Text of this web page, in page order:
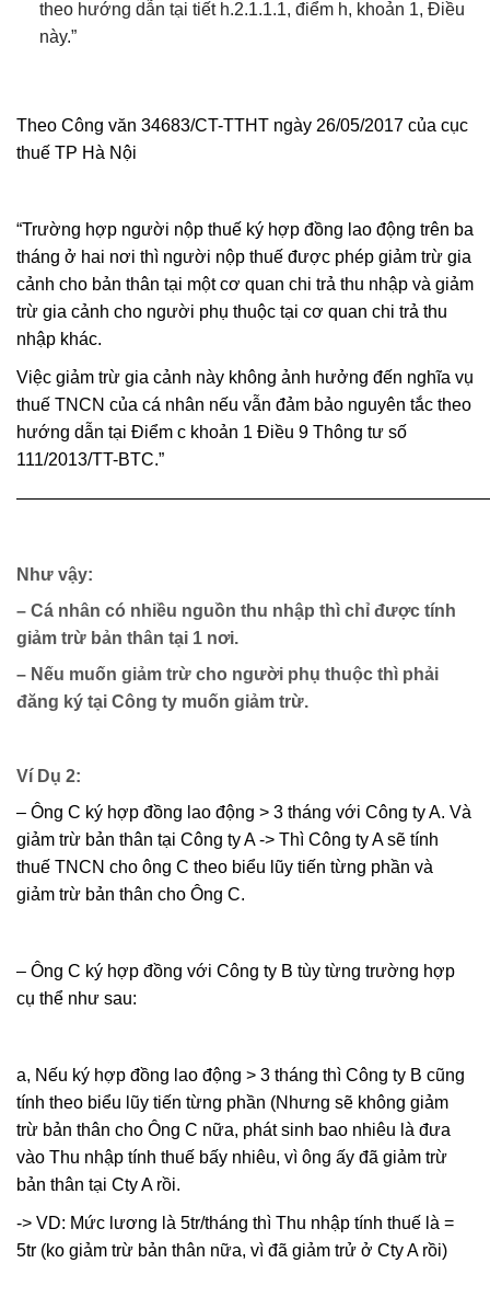
theo hướng dẫn tại tiết h.2.1.1.1, điểm h, khoản 1, Điều
này.”
Theo Công văn 34683/CT-TTHT ngày 26/05/2017 của cục
thuế TP Hà Nội
“Trường hợp người nộp thuế ký hợp đồng lao động trên ba
tháng ở hai nơi thì người nộp thuế được phép giảm trừ gia
cảnh cho bản thân tại một cơ quan chi trả thu nhập và giảm
trừ gia cảnh cho người phụ thuộc tại cơ quan chi trả thu
nhập khác.
Việc giảm trừ gia cảnh này không ảnh hưởng đến nghĩa vụ
thuế TNCN của cá nhân nếu vẫn đảm bảo nguyên tắc theo
hướng dẫn tại Điểm c khoản 1 Điều 9 Thông tư số
111/2013/TT-BTC.”
Như vậy:
– Cá nhân có nhiều nguồn thu nhập thì chỉ được tính
giảm trừ bản thân tại 1 nơi.
– Nếu muốn giảm trừ cho người phụ thuộc thì phải
đăng ký tại Công ty muốn giảm trừ.
Ví Dụ 2:
– Ông C ký hợp đồng lao động > 3 tháng với Công ty A. Và
giảm trừ bản thân tại Công ty A -> Thì Công ty A sẽ tính
thuế TNCN cho ông C theo biểu lũy tiến từng phần và
giảm trừ bản thân cho Ông C.
– Ông C ký hợp đồng với Công ty B tùy từng trường hợp
cụ thể như sau:
a, Nếu ký hợp đồng lao động > 3 tháng thì Công ty B cũng
tính theo biểu lũy tiến từng phần (Nhưng sẽ không giảm
trừ bản thân cho Ông C nữa, phát sinh bao nhiêu là đưa
vào Thu nhập tính thuế bấy nhiêu, vì ông ấy đã giảm trừ
bản thân tại Cty A rồi.
-> VD: Mức lương là 5tr/tháng thì Thu nhập tính thuế là =
5tr (ko giảm trừ bản thân nữa, vì đã giảm trử ở Cty A rồi)